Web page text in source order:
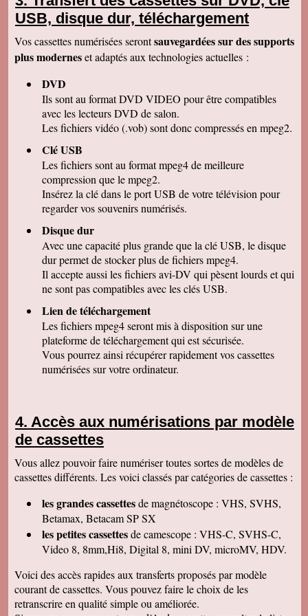
Christophe J
Nous avons bien reçu le colis et nous vous
remercions de votre travail . Les vidéos sont de
bonne qualité. Cordialement
Marcel G
numerisées. c'est vraiment un beau résultat.
René DR
Nous avons testé : tout semble bon et la
récupération sur Final Cut Pro X fonctionne.
Margot P
Studio très compétent, efficace, sympathique et
arrangeant à prix bon marché, je recommande
vivement !
Christian R
NOUS VENONS DE VISIONNER NOS FILMS
ET TENONS A VOUS REMERCIER POUR
VOTRE :
-ACCUEIL
-QUALITE DE TRAVAIL
-PROFESSIONNALISME
François M
C'est avec grand plaisir que j'ai revécu mon
passage professionnel à Séville, grace à votre
duplication VHS/USB recue ce matin.
Permettez moi de vous féliciter pour la qualité
de votre travail. Je ne manquerai pas de parler
de vous. Bonne soirée.
par votre société, j'ai décidé de vous confier les
miennes. Après avoir reçu ma commande, j'ai
été de nouveau bluffée par la qualité des
parlerai de vous si l'occasion se présente.
Cordialement.
Merci beaucoup et félicitations pour le suivi de
vos clients. Je ne manquerai pas de vous
contacter pour vous donner des nouvelles.
Cordialement
Chantal S
beau souvenir de mes parents merci beaucoup
tres cordialement
Jean V
USB, disque dur, téléchargement
Vos cassettes numérisées serontsauvegardées sur des supports
plus moderneset adaptés aux technologies actuelles :
DVD
Ils sont au format DVD VIDEO pour être compatibles
avec les lecteurs DVD de salon.
Les fichiers vidéo (.vob) sont donc compressés en mpeg2.
Clé USB
Les fichiers sont au format mpeg4 de meilleure
compression que le mpeg2.
Insérez la clé dans le port USB de votre télévision pour
regarder vos souvenirs numérisés.
Disque dur
Avec une capacité plus grande que la clé USB, le disque
dur permet de stocker plus de fichiers mpeg4.
Il accepte aussi les fichiers avi-DV qui pèsent lourds et qui
ne sont pas compatibles avec les clés USB.
Lien de téléchargement
Les fichiers mpeg4 seront mis à disposition sur une
plateforme de téléchargement qui est sécurisée.
Vous pourrez ainsi récupérer rapidement vos cassettes
numérisées sur votre ordinateur.
Accès aux numérisations par modèle
de cassettes
Vous allez pouvoir faire numériser toutes sortes de modèles de
cassettes différents. Les voici classés par catégories de cassettes :
les grandes cassettesde magnétoscope : VHS, SVHS,
Betamax, Betacam SP SX
les petites cassettesde camescope : VHS-C, SVHS-C,
Video 8, 8mm,Hi8, Digital 8, mini DV, microMV, HDV.
Voici des accès rapides aux transferts proposés par modèle
courant de cassettes. Vous pouvez faire le choix de les
retranscrire en qualité simple ou améliorée.